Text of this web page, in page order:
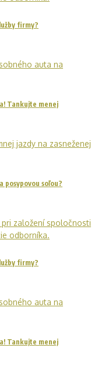
firmy?
Tankujte menej
posypovou soľou?
firmy?
Tankujte menej